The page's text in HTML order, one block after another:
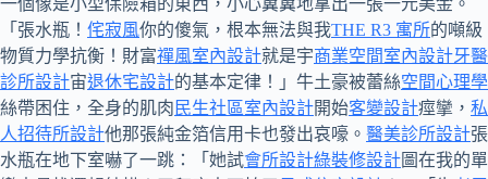
「張水瓶！ 侘寂風你的傻氣，根本無法與我THE R3 寓所的噸級
物質力學抗衡！財富禪風室內設計就是宇商業空間室內設計牙醫
診所設計宙退休宅設計的基本定律！」牛土豪被蕾絲空間心理學
絲帶困住，全身的肌肉 民生社區室內設計開始客變設計痙攣， 私
人招待所設計他那張純金箔信用卡也發出哀嚎。 醫美診所設計張
水瓶在地下室嚇了一跳：「她試會所設計綠裝修設計圖在我的單